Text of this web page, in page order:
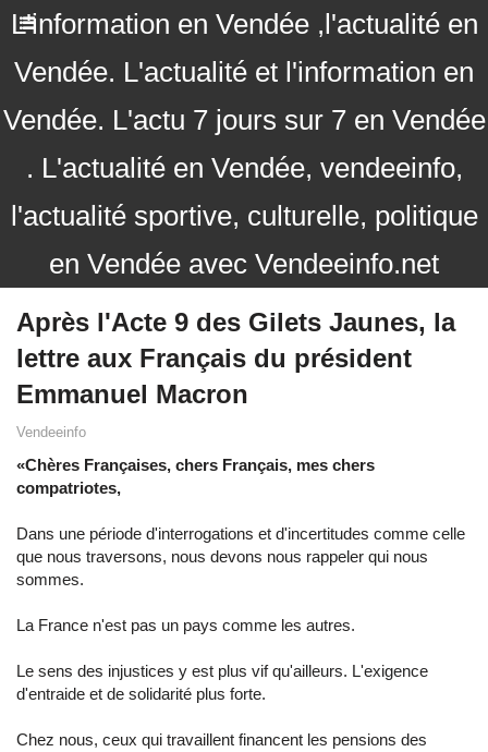
L'information en Vendée ,l'actualité en
Vendée. L'actualité et l'information en
Vendée. L'actu 7 jours sur 7 en Vendée
. L'actualité en Vendée, vendeeinfo,
l'actualité sportive, culturelle, politique
en Vendée avec Vendeeinfo.net
Après l'Acte 9 des Gilets Jaunes, la
lettre aux Français du président
Emmanuel Macron
Vendeeinfo
«Chères Françaises, chers Français, mes chers
compatriotes,
Dans une période d'interrogations et d'incertitudes comme celle
que nous traversons, nous devons nous rappeler qui nous
sommes.
La France n'est pas un pays comme les autres.
Le sens des injustices y est plus vif qu'ailleurs. L'exigence
d'entraide et de solidarité plus forte.
Chez nous, ceux qui travaillent financent les pensions des